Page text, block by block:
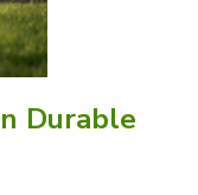
Durable